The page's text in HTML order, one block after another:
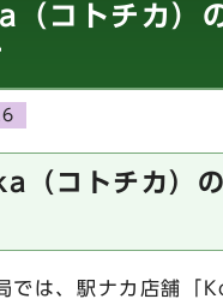
コトチカ）
コトチカ）の
は、駅ナカ店舗「